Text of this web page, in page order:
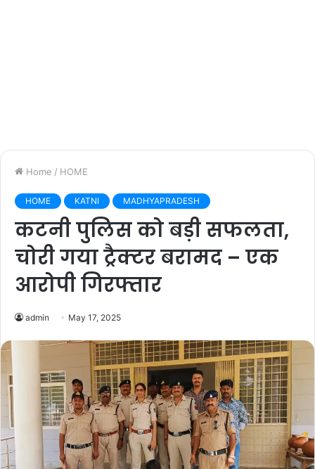
Home / HOME
HOME KATNI MADHYAPRADESH
कटनी पुलिस को बड़ी सफलता,
चोरी गया ट्रैक्टर बरामद – एक
आरोपी गिरफ्तार
admin May 17, 2025